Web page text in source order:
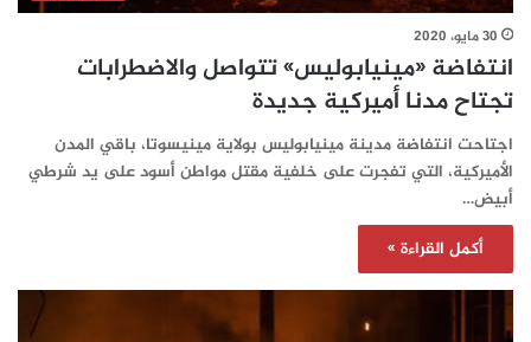
30 مايو، 2020
انتفاضة «مينيابوليس» تتواصل والاضطرابات
تجتاح مدنا أميركية جديدة
اجتاحت انتفاضة مدينة مينيابوليس بولاية مينيسوتا، باقي المدن
الأميركية، التي تفجرت على خلفية مقتل مواطن أسود على يد شرطي
أبيض…
أكمل القراءة »